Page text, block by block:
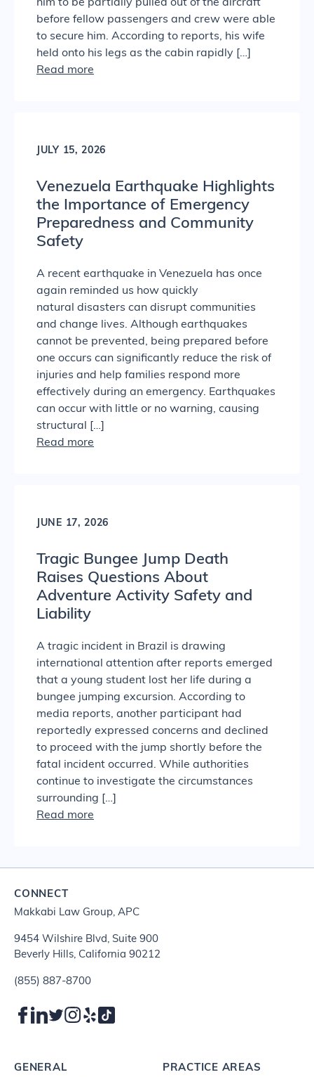
him to be partially pulled out of the aircraft
before fellow passengers and crew were able
to secure him. According to reports, his wife
held onto his legs as the cabin rapidly […]
Read more
JULY 15, 2026
Venezuela Earthquake Highlights
the Importance of Emergency
Preparedness and Community
Safety
A recent earthquake in Venezuela has once
again reminded us how quickly
natural disasters can disrupt communities
and change lives. Although earthquakes
cannot be prevented, being prepared before
one occurs can significantly reduce the risk of
injuries and help families respond more
effectively during an emergency. Earthquakes
can occur with little or no warning, causing
structural […]
Read more
JUNE 17, 2026
Tragic Bungee Jump Death
Raises Questions About
Adventure Activity Safety and
Liability
A tragic incident in Brazil is drawing
international attention after reports emerged
that a young student lost her life during a
bungee jumping excursion. According to
media reports, another participant had
reportedly expressed concerns and declined
to proceed with the jump shortly before the
fatal incident occurred. While authorities
continue to investigate the circumstances
surrounding […]
Read more
CONNECT
Makkabi Law Group, APC
9454 Wilshire Blvd, Suite 900
Beverly Hills, California 90212
(855) 887-8700
GENERAL
PRACTICE AREAS